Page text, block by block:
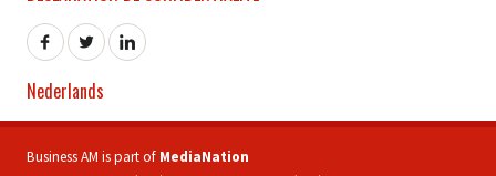
Nederlands
Business AM is part of MediaNation